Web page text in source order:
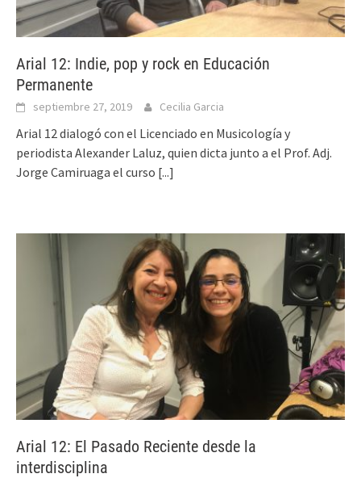
Arial 12: Indie, pop y rock en Educación
Permanente
septiembre 27, 2019 Cecilia Garcia
Arial 12 dialogó con el Licenciado en Musicología y
periodista Alexander Laluz, quien dicta junto a el Prof. Adj.
Jorge Camiruaga el curso [...]
Arial 12: El Pasado Reciente desde la
interdisciplina